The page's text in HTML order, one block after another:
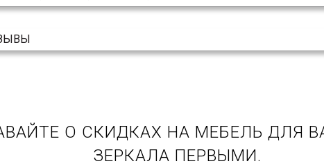
О СКИДКАХ НА МЕБЕЛЬ ДЛЯ
ЗЕРКАЛА ПЕРВЫМИ.